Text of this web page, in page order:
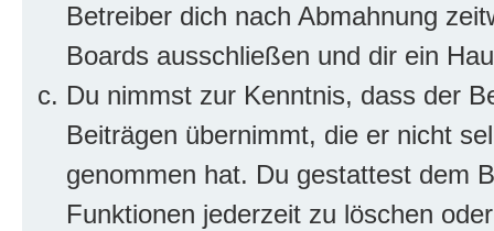
Betreiber dich nach Abmahnung
Boards ausschließen und dir ein
Du nimmst zur Kenntnis, dass der
Beiträgen übernimmt, die er nicht
genommen hat. Du gestattest dem
Funktionen jederzeit zu löschen